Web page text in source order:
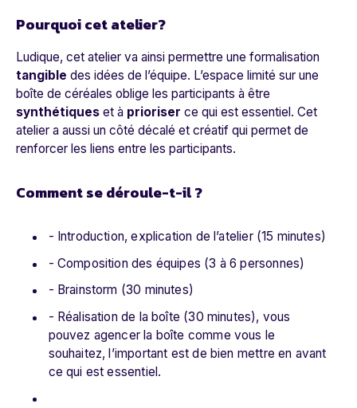
Pourquoi cet atelier?
Ludique, cet atelier va ainsi permettre une formalisation
tangible des idées de l’équipe. L’espace limité sur une
boîte de céréales oblige les participants à être
synthétiques et à prioriser ce qui est essentiel. Cet
atelier a aussi un côté décalé et créatif qui permet de
renforcer les liens entre les participants.
Comment se déroule-t-il ?
- Introduction, explication de l’atelier (15 minutes)
- Composition des équipes (3 à 6 personnes)
- Brainstorm (30 minutes)
- Réalisation de la boîte (30 minutes), vous
pouvez agencer la boîte comme vous le
souhaitez, l’important est de bien mettre en avant
ce qui est essentiel.